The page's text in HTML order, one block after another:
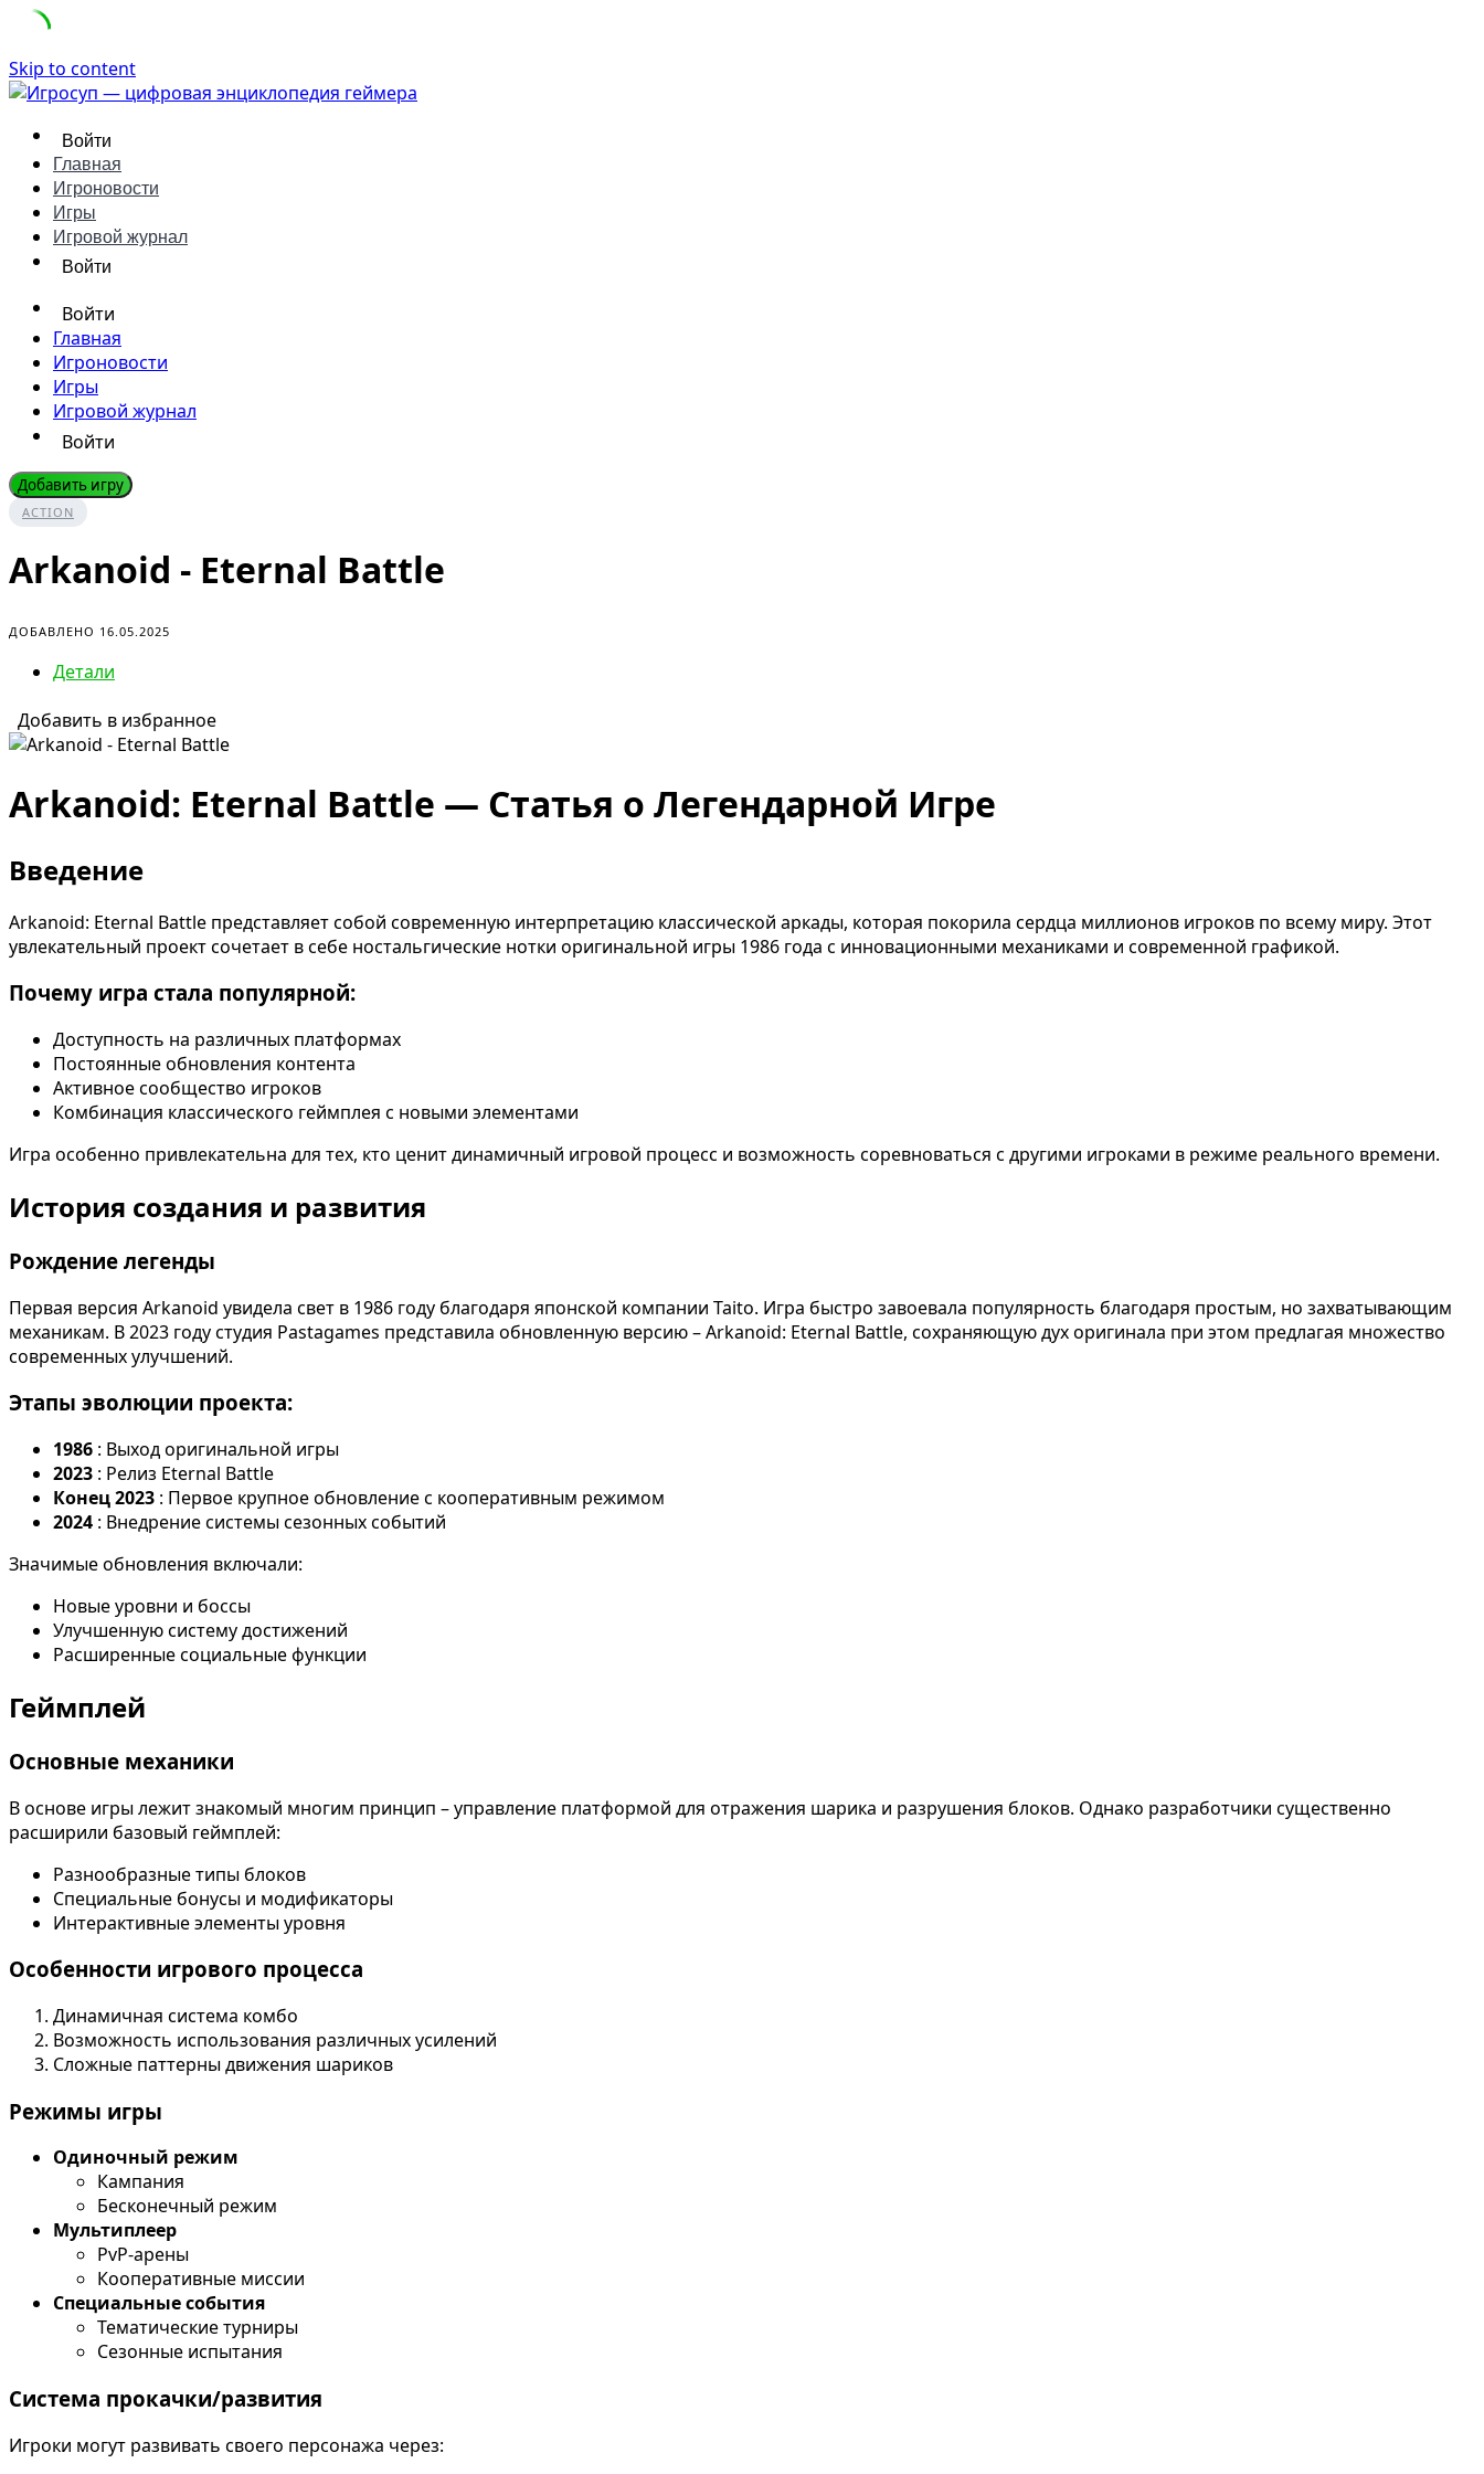
Skip to content
Войти
Главная
Игроновости
Игры
Игровой журнал
Войти
Войти
Главная
Игроновости
Игры
Игровой журнал
Войти
Добавить игру
ACTION
Arkanoid - Eternal Battle
ДОБАВЛЕНО 16.05.2025
Детали
Добавить в избранное
Arkanoid: Eternal Battle — Статья о Легендарной Игре
Введение
Arkanoid: Eternal Battle представляет собой современную интерпретацию классической аркады, которая покорила сердца миллионов игроков по всему миру. Этот
увлекательный проект сочетает в себе ностальгические нотки оригинальной игры 1986 года с инновационными механиками и современной графикой.
Почему игра стала популярной:
Доступность на различных платформах
Постоянные обновления контента
Активное сообщество игроков
Комбинация классического геймплея с новыми элементами
Игра особенно привлекательна для тех, кто ценит динамичный игровой процесс и возможность соревноваться с другими игроками в режиме реального времени.
История создания и развития
Рождение легенды
Первая версия Arkanoid увидела свет в 1986 году благодаря японской компании Taito. Игра быстро завоевала популярность благодаря простым, но захватывающим
механикам. В 2023 году студия Pastagames представила обновленную версию – Arkanoid: Eternal Battle, сохраняющую дух оригинала при этом предлагая множество
современных улучшений.
Этапы эволюции проекта:
1986 : Выход оригинальной игры
2023 : Релиз Eternal Battle
Конец 2023 : Первое крупное обновление с кооперативным режимом
2024 : Внедрение системы сезонных событий
Значимые обновления включали:
Новые уровни и боссы
Улучшенную систему достижений
Расширенные социальные функции
Геймплей
Основные механики
В основе игры лежит знакомый многим принцип – управление платформой для отражения шарика и разрушения блоков. Однако разработчики существенно
расширили базовый геймплей:
Разнообразные типы блоков
Специальные бонусы и модификаторы
Интерактивные элементы уровня
Особенности игрового процесса
Динамичная система комбо
Возможность использования различных усилений
Сложные паттерны движения шариков
Режимы игры
Одиночный режим
Кампания
Бесконечный режим
Мультиплеер
PvP-арены
Кооперативные миссии
Специальные события
Тематические турниры
Сезонные испытания
Система прокачки/развития
Игроки могут развивать своего персонажа через: